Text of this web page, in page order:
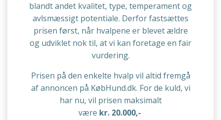
blandt andet kvalitet, type, temperament og
avlsmæssigt potentiale. Derfor fastsættes
prisen først, når hvalpene er blevet ældre
og udviklet nok til, at vi kan foretage en fair
vurdering.
Prisen på den enkelte hvalp vil altid fremgå
af annoncen på KøbHund.dk. For de kuld, vi
har nu, vil prisen maksimalt
være kr. 20.000,-